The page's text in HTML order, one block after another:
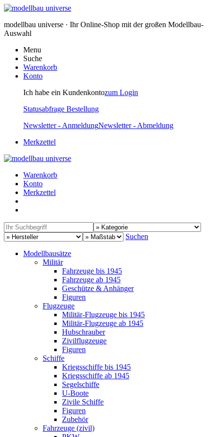
modellbau universe · Ihr Online-Shop mit der großen Modellbau-
Auswahl
Menu
Suche
Warenkorb
Konto
Ich habe ein Kundenkontozum Login
Statusabfrage Bestellung
Newsletter - AnmeldungNewsletter - Abmeldung
Merkzettel
Warenkorb
Konto
Merkzettel
Suchen
Modellbausätze
Militär
Fahrzeuge bis 1945
Fahrzeuge ab 1945
Geschütze & Anhänger
Figuren
Flugzeuge
Militär-Flugzeuge bis 1945
Militär-Flugzeuge ab 1945
Hubschrauber
Zivilflugzeuge
Figuren
Schiffe
Kriegsschiffe bis 1945
Kriegsschiffe ab 1945
Segelschiffe
U-Boote
Zivile Schiffe
Figuren
Zubehör
Fahrzeuge (zivil)